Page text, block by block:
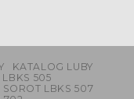
KATALOG LUBY
505
SOROT LBKS 507